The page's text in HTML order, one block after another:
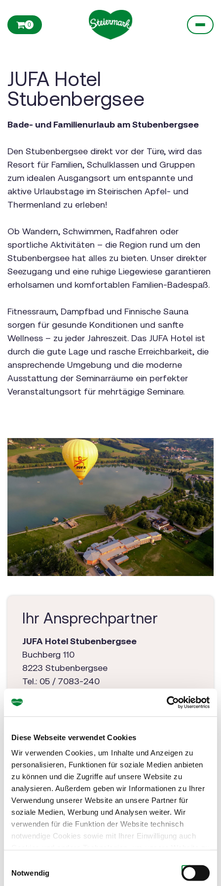
Diese Webseite verwendet Cookies
Wir verwenden Cookies, um Inhalte und Anzeigen zu
personalisieren, Funktionen für soziale Medien anbieten
zu können und die Zugriffe auf unsere Website zu
analysieren. Außerdem geben wir Informationen zu Ihrer
Verwendung unserer Website an unsere Partner für
soziale Medien, Werbung und Analysen weiter. Wir
verwenden für die Funktion der Website technisch
notwendige Cookies sowie mit Ihrer Einwilligung auch
zu personalisieren, Funktionen für soziale Medien
anbieten zu können, externe Inhalte einzubinden und
Notwendig
0
JUFA Hotel
Stubenbergsee
Bade- und Familienurlaub am Stubenbergsee
Den Stubenbergsee direkt vor der Türe, wird das
Resort für Familien, Schulklassen und Gruppen
zum idealen Ausgangsort um entspannte und
aktive Urlaubstage im Steirischen Apfel- und
Thermenland zu erleben!
Ob Wandern, Schwimmen, Radfahren oder
sportliche Aktivitäten – die Region rund um den
Stubenbergsee hat alles zu bieten. Unser direkter
Seezugang und eine ruhige Liegewiese garantieren
erholsamen und komfortablen Familien-Badespaß.
Fitnessraum, Dampfbad und Finnische Sauna
sorgen für gesunde Konditionen und sanfte
Wellness – zu jeder Jahreszeit. Das JUFA Hotel ist
durch die gute Lage und rasche Erreichbarkeit, die
ansprechende Umgebung und die moderne
Ausstattung der Seminarräume ein perfekter
Veranstaltungsort für mehrtägige Seminare.
Ihr Ansprechpartner
JUFA Hotel Stubenbergsee
Buchberg 110
8223 Stubenbergsee
Tel.: 05 / 7083-240